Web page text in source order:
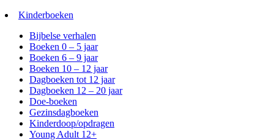
Kinderboeken
Bijbelse verhalen
Boeken 0 – 5 jaar
Boeken 6 – 9 jaar
Boeken 10 – 12 jaar
Dagboeken tot 12 jaar
Dagboeken 12 – 20 jaar
Doe-boeken
Gezinsdagboeken
Kinderdoop/opdragen
Young Adult 12+